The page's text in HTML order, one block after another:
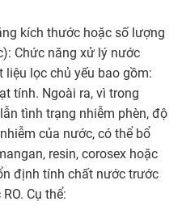
kích thước hoặc số lượng
Chức năng xử lý nước
lọc chủ yếu bao gồm:
tính. Ngoài ra, vì trong
tình trạng nhiễm phèn, độ
của nước, có thể bổ
resin, corosex hoặc
định tính chất nước trước
Cụ thể: